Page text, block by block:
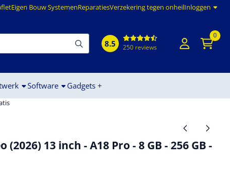
Eigen Bouw SystemenReparatiesVerzekering tegen onheilInloggen
8.5 250 reviews
0
Software Gadgets +
13 inch - A18 Pro - 8 GB - 256 GB -